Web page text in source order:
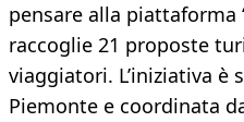
pensare alla piattaforma
raccoglie 21 proposte
viaggiatori. L’iniziativa è
Piemonte e coordinata